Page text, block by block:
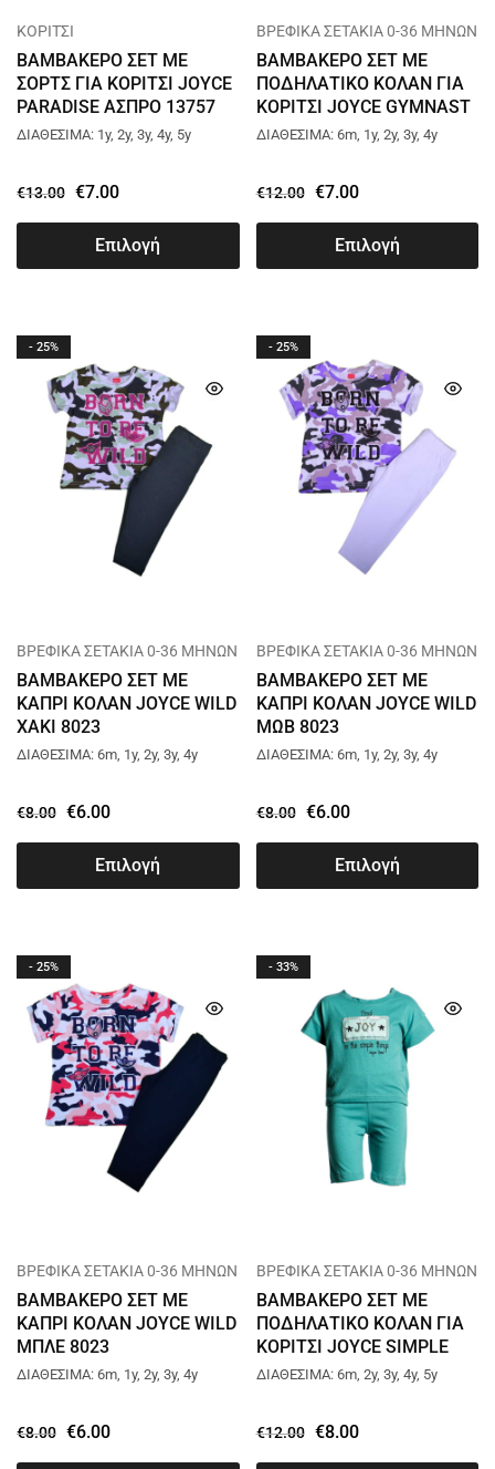
ΚΟΡΙΤΣΙ
ΒΑΜΒΑΚΕΡΟ ΣΕΤ ΜΕ
ΣΟΡΤΣ ΓΙΑ ΚΟΡΙΤΣΙ JOYCE
PARADISE ΑΣΠΡΟ 13757
ΔΙΑΘΕΣΙΜΑ: 1y, 2y, 3y, 4y, 5y
€13.00 €7.00
Επιλογή
ΒΡΕΦΙΚΑ ΣΕΤΑΚΙΑ 0-36 ΜΗΝΩΝ
ΒΑΜΒΑΚΕΡΟ ΣΕΤ ΜΕ
ΠΟΔΗΛΑΤΙΚΟ ΚΟΛΑΝ ΓΙΑ
ΚΟΡΙΤΣΙ JOYCE GYMNAST
ΜΑΥΡΟ 13750
ΔΙΑΘΕΣΙΜΑ: 6m, 1y, 2y, 3y, 4y
€12.00 €7.00
Επιλογή
- 25%
ΒΡΕΦΙΚΑ ΣΕΤΑΚΙΑ 0-36 ΜΗΝΩΝ
ΒΑΜΒΑΚΕΡΟ ΣΕΤ ΜΕ
ΚΑΠΡΙ ΚΟΛΑΝ JOYCE WILD
ΧΑΚΙ 8023
ΔΙΑΘΕΣΙΜΑ: 6m, 1y, 2y, 3y, 4y
€8.00 €6.00
Επιλογή
- 25%
ΒΡΕΦΙΚΑ ΣΕΤΑΚΙΑ 0-36 ΜΗΝΩΝ
ΒΑΜΒΑΚΕΡΟ ΣΕΤ ΜΕ
ΚΑΠΡΙ ΚΟΛΑΝ JOYCE WILD
ΜΩΒ 8023
ΔΙΑΘΕΣΙΜΑ: 6m, 1y, 2y, 3y, 4y
€8.00 €6.00
Επιλογή
- 25%
ΒΡΕΦΙΚΑ ΣΕΤΑΚΙΑ 0-36 ΜΗΝΩΝ
ΒΑΜΒΑΚΕΡΟ ΣΕΤ ΜΕ
ΚΑΠΡΙ ΚΟΛΑΝ JOYCE WILD
ΜΠΛΕ 8023
ΔΙΑΘΕΣΙΜΑ: 6m, 1y, 2y, 3y, 4y
€8.00 €6.00
- 33%
ΒΡΕΦΙΚΑ ΣΕΤΑΚΙΑ 0-36 ΜΗΝΩΝ
ΒΑΜΒΑΚΕΡΟ ΣΕΤ ΜΕ
ΠΟΔΗΛΑΤΙΚΟ ΚΟΛΑΝ ΓΙΑ
ΚΟΡΙΤΣΙ JOYCE SIMPLE
THINGS ΒΕΡΑΜΑΝ 13751
ΔΙΑΘΕΣΙΜΑ: 6m, 2y, 3y, 4y, 5y
€12.00 €8.00